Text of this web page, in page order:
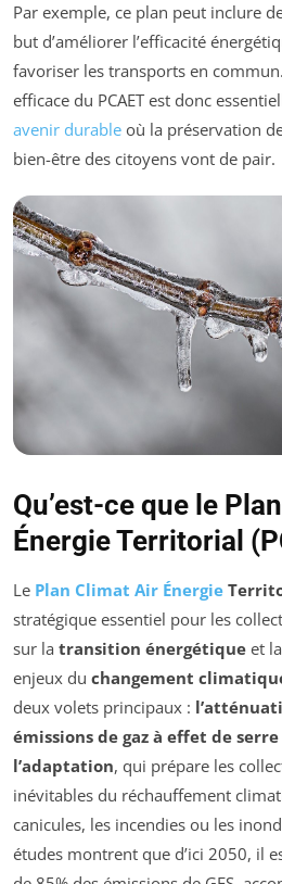
Par exemple, ce plan peut inclure
but d’améliorer l’efficacité
favoriser les transports en
efficace du PCAET est donc
avenir durable où la préservation
bien-être des citoyens vont de pair.
Qu’est-ce que le
Énergie Territorial
Le Plan Climat Air Énergie
stratégique essentiel pour les
sur la transition énergétique et
enjeux du changement
deux volets principaux :
émissions de gaz à effet de serre
l’adaptation, qui prépare les
inévitables du réchauffement
canicules, les incendies ou les
études montrent que d’ici 2050, il